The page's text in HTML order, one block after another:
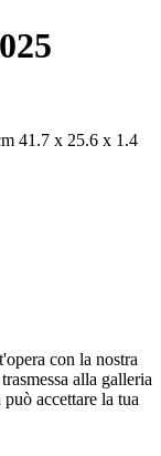
41.7 x 25.6 x 1.4
con la nostra
alla galleria
accettare la tua